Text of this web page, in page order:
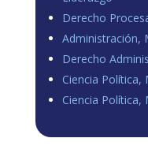
Derecho
Administración,
Derecho
Ciencia Política,
Ciencia Política,